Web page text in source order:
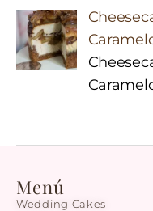
Menú
Wedding Cakes